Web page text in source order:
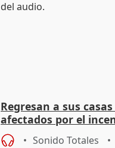
Regresan a sus
afectados por el
Mierla
Sonido Totales